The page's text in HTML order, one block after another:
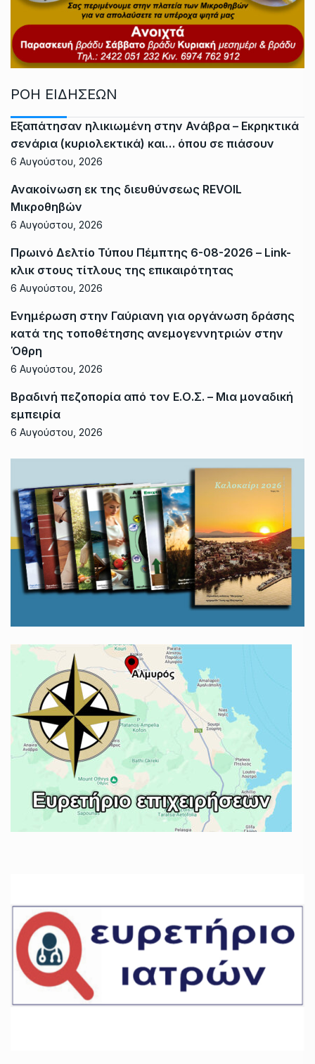
ΡΟΗ ΕΙΔΗΣΕΩΝ
Εξαπάτησαν ηλικιωμένη στην Ανάβρα – Εκρηκτικά
σενάρια (κυριολεκτικά) και… όπου σε πιάσουν
6 Αυγούστου, 2026
Ανακοίνωση εκ της διευθύνσεως REVOIL
Μικροθηβών
6 Αυγούστου, 2026
Πρωινό Δελτίο Τύπου Πέμπτης 6-08-2026 – Link-
κλικ στους τίτλους της επικαιρότητας
6 Αυγούστου, 2026
Ενημέρωση στην Γαύριανη για οργάνωση δράσης
κατά της τοποθέτησης ανεμογεννητριών στην
Όθρη
6 Αυγούστου, 2026
Βραδινή πεζοπορία από τον Ε.Ο.Σ. – Μια μοναδική
εμπειρία
6 Αυγούστου, 2026